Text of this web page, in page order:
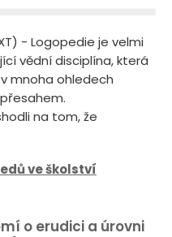
- Logopedie je velmi
vědní disciplína, která
mnoha ohledech
na tom, že
ve školství
o erudici a úrovni